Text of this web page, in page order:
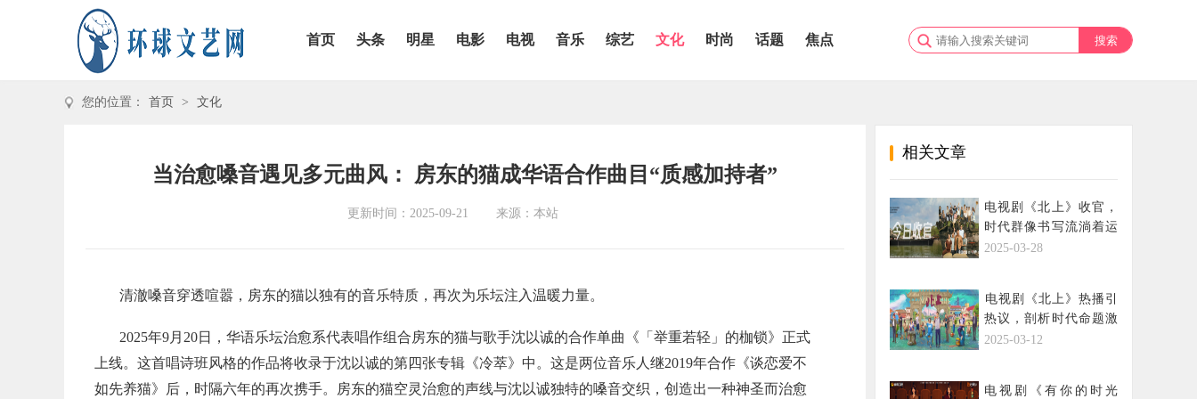
首页 头条 明星 电影 电视 音乐 综艺 文化 时尚 话题 焦点
您的位置： 首页 > 文化
当治愈嗓音遇见多元曲风： 房东的猫成华语合作曲目“质感加持者”
更新时间：2025-09-21 来源：本站
清澈嗓音穿透喧嚣， 房东的猫以独有的音乐特质， 再次为乐坛注入温暖力量。
2025年9月 20日， 华语乐坛治愈系代表唱作组合房东的猫与歌手沈以诚的合作单曲《 「 举重若轻」 的枷锁》正式
上线。 这首唱诗班风格的作品将收录于沈以诚的第四张专辑《冷萃》 中。 这是两位音乐人继2019年合作《谈恋爱不
如先养猫》后， 时隔六年的再次携手。 房东的猫空灵治愈的声线与沈以诚独特的嗓音交织，创造出一种神圣而治愈
相关文章
电视剧《北上》收官，
时代群像书写流淌着运
河血脉的青春史诗
2025-03-28
​电视剧《北上》热播引
热议，剖析时代命题激
发文旅新活力
2025-03-12
电视剧《有你的时光